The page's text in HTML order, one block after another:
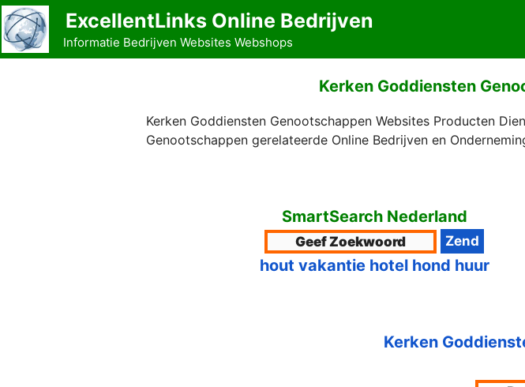
Ga
naar
de
ExcellentLinks Online Bedrijven
Informatie Bedrijven Websites Webshops
Kerken Goddiensten
Kerken Goddiensten Genootschappen Websites Producten
Genootschappen gerelateerde Online Bedrijven en
SmartSearch Nederland
hout vakantie hotel hond huur
Kerken